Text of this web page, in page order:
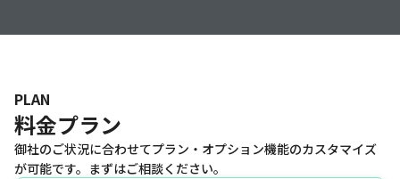
PLAN
料金プラン​
御社のご状況に合わせてプラン・オプション機能のカスタマイズ
が可能です。まずはご相談ください。